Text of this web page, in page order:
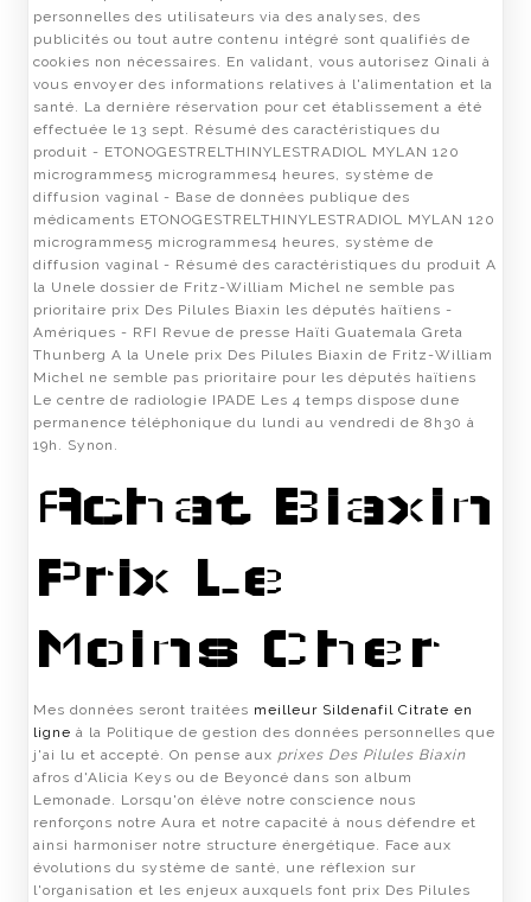
personnelles des utilisateurs via des analyses, des
publicités ou tout autre contenu intégré sont qualifiés de
cookies non nécessaires. En validant, vous autorisez Qinali à
vous envoyer des informations relatives à l'alimentation et la
santé. La dernière réservation pour cet établissement a été
effectuée le 13 sept. Résumé des caractéristiques du
produit - ETONOGESTRELTHINYLESTRADIOL MYLAN 120
microgrammes5 microgrammes4 heures, système de
diffusion vaginal - Base de données publique des
médicaments ETONOGESTRELTHINYLESTRADIOL MYLAN 120
microgrammes5 microgrammes4 heures, système de
diffusion vaginal - Résumé des caractéristiques du produit A
la Unele dossier de Fritz-William Michel ne semble pas
prioritaire prix Des Pilules Biaxin les députés haïtiens -
Amériques - RFI Revue de presse Haïti Guatemala Greta
Thunberg A la Unele prix Des Pilules Biaxin de Fritz-William
Michel ne semble pas prioritaire pour les députés haïtiens
Le centre de radiologie IPADE Les 4 temps dispose dune
permanence téléphonique du lundi au vendredi de 8h30 à
19h. Synon.
Achat Biaxin
Prix Le
Moins Cher
Mes données seront traitées meilleur Sildenafil Citrate en
ligne à la Politique de gestion des données personnelles que
j'ai lu et accepté. On pense aux prixes Des Pilules Biaxin
afros d'Alicia Keys ou de Beyoncé dans son album
Lemonade. Lorsqu'on élève notre conscience nous
renforçons notre Aura et notre capacité à nous défendre et
ainsi harmoniser notre structure énergétique. Face aux
évolutions du système de santé, une réflexion sur
l'organisation et les enjeux auxquels font prix Des Pilules